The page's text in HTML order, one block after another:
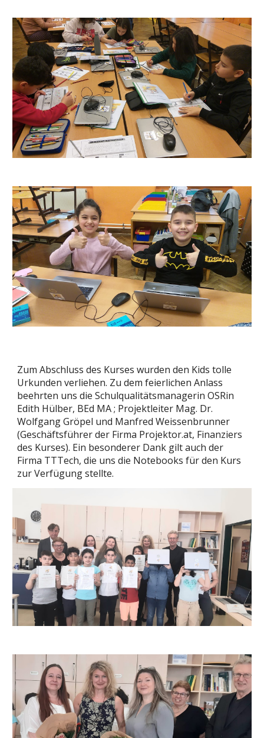
Zum Abschluss des Kurses wurden den Kids tolle
Urkunden verliehen. Zu dem feierlichen Anlass
beehrten uns die Schulqualitätsmanagerin OSRin
Edith Hülber, BEd MA ; Projektleiter Mag. Dr.
Wolfgang Gröpel und Manfred Weissenbrunner
(Geschäftsführer der Firma Projektor.at, Finanziers
des Kurses). Ein besonderer Dank gilt auch der
Firma TTTech, die uns die Notebooks für den Kurs
zur Verfügung stellte.